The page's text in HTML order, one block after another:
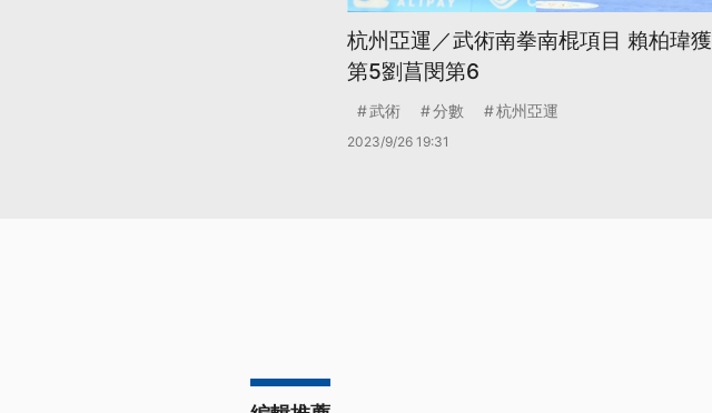
杭州亞運／武術南拳南棍項目 賴柏瑋獲
第5劉菖閔第6
武術 分數 杭州亞運
2023/9/26 19:31